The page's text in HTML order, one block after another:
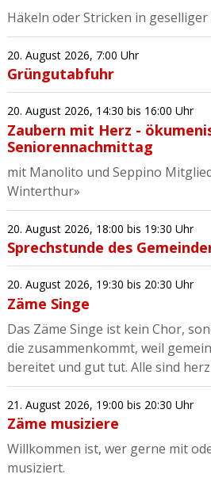
Häkeln oder Stricken in geselliger
20. August 2026, 7:00 Uhr
Grüngutabfuhr
20. August 2026, 14:30 bis 16:00 Uhr
Zaubern mit Herz -
Seniorennachmittag
mit Manolito und Seppino
Winterthur»
20. August 2026, 18:00 bis 19:30 Uhr
Sprechstunde des
20. August 2026, 19:30 bis 20:30 Uhr
Zäme Singe
Das Zäme Singe ist kein Chor,
die zusammenkommt, weil
bereitet und gut tut. Alle sind
21. August 2026, 19:00 bis 20:30 Uhr
Zäme musiziere
Willkommen ist, wer gerne mit
musiziert.